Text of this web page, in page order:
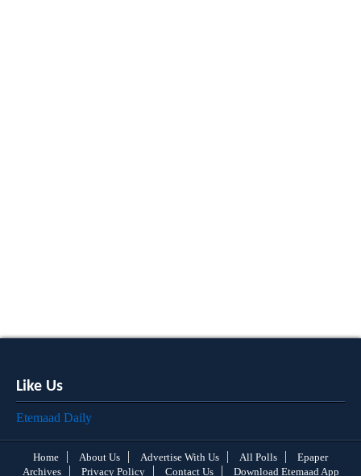
Like Us
Etemaad Daily
Home About Us Advertise With Us All Polls
Epaper
Archives
Privacy Policy Contact Us Download Etemaad App